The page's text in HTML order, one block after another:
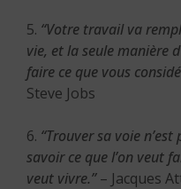
5. “Votre travail va
vie, et la seule manière
faire ce que vous
Steve Jobs
6. “Trouver sa voie
savoir ce que l’on veut
veut vivre.”– Jacques